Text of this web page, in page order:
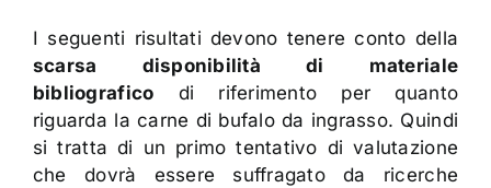
I seguenti risultati devono tenere conto della
scarsa disponibilità di materiale
bibliografico di riferimento per quanto
riguarda la carne di bufalo da ingrasso. Quindi
si tratta di un primo tentativo di valutazione
che dovrà essere suffragato da ricerche